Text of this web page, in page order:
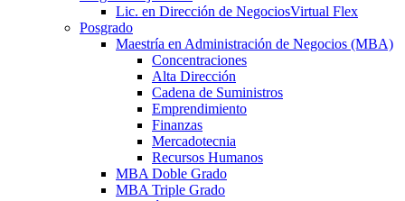
Lic. en Dirección de NegociosVirtual Flex
Posgrado
Maestría en Administración de Negocios (MBA)
Concentraciones
Alta Dirección
Cadena de Suministros
Emprendimiento
Finanzas
Mercadotecnia
Recursos Humanos
MBA Doble Grado
MBA Triple Grado